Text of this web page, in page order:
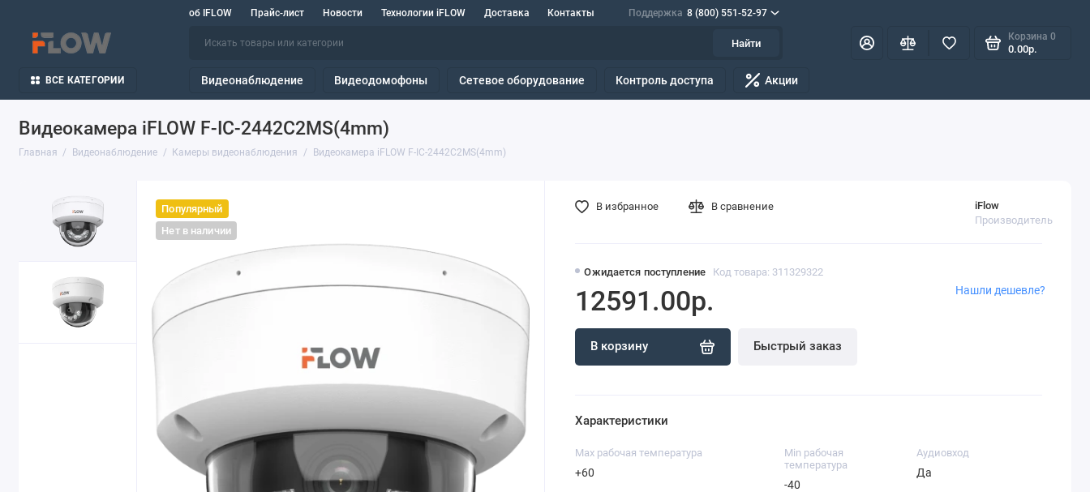
об IFLOW Прайс-лист Новости Технологии iFLOW Доставка Контакты Поддержка 8 (800) 551-52-97
Найти
Корзина 0
0.00р.
ВСЕ КАТЕГОРИИ Видеонаблюдение Видеодомофоны Сетевое оборудование Контроль доступа Акции
Видеокамера iFLOW F-IC-2442C2MS(4mm)
Главная Видеонаблюдение Камеры видеонаблюдения Видеокамера iFLOW F-IC-2442C2MS(4mm)
Популярный
Нет в наличии
Ожидается поступление Код товара: 311329322
iFlow
Производитель
12591.00р.
В корзину Быстрый заказ
Нашли дешевле?
В избранное В сравнение
Характеристики
Max рабочая температура
+60
Min рабочая
температура
-40
Аудиовход
Да